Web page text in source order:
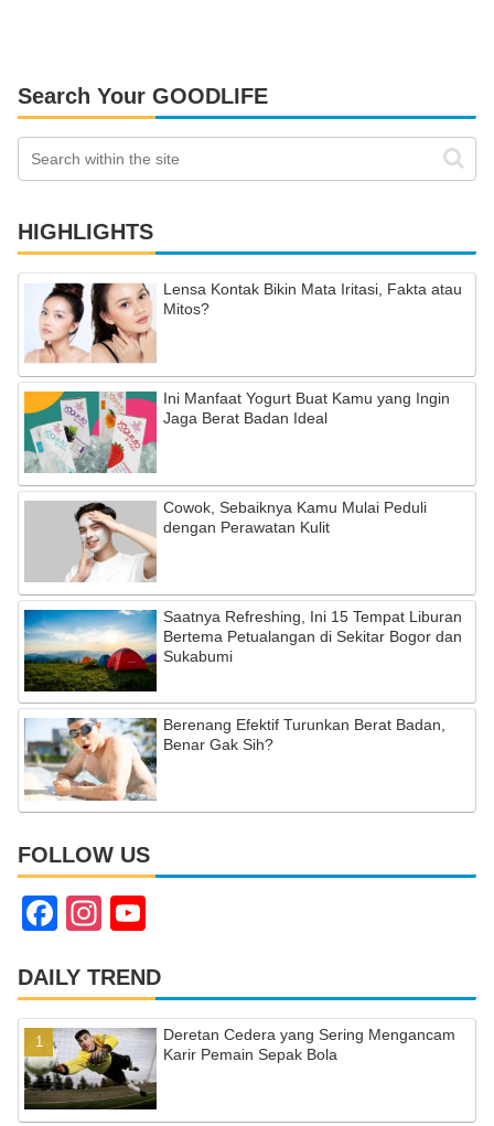
Search Your GOODLIFE
HIGHLIGHTS
Lensa Kontak Bikin Mata Iritasi, Fakta atau
Mitos?
Ini Manfaat Yogurt Buat Kamu yang Ingin
Jaga Berat Badan Ideal
Cowok, Sebaiknya Kamu Mulai Peduli
dengan Perawatan Kulit
Saatnya Refreshing, Ini 15 Tempat Liburan
Bertema Petualangan di Sekitar Bogor dan
Sukabumi
Berenang Efektif Turunkan Berat Badan,
Benar Gak Sih?
FOLLOW US
F
c
e
b
o
In
a
gr
a
m
u
T
u
b
DAILY TREND
Deretan Cedera yang Sering Mengancam
Karir Pemain Sepak Bola